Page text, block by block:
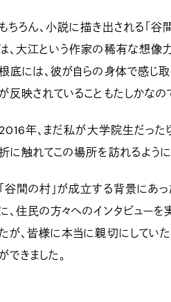
もちろん、小説に描き出される「谷
、大江という作家の稀有な想像
底には、彼が自らの身体で感じ
反映されていることもたしかなの
年、まだ私が大学院生だった
に触れてこの場所を訪れるように
「谷間の村」が成立する背景にあ
に、住民の方々へのインタビュー
たが、皆様に本当に親切にしてい
できました。